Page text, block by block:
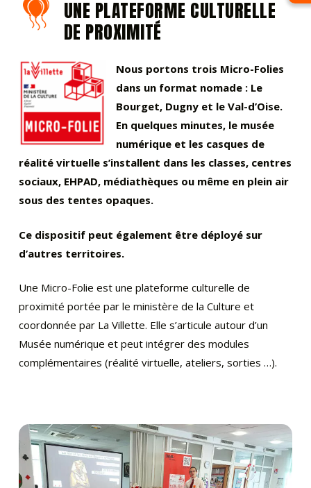
UNE PLATEFORME CULTURELLE
DE PROXIMITÉ
Nous portons trois Micro-Folies
dans un format nomade : Le
Bourget, Dugny et le Val-d’Oise.
En quelques minutes, le musée
numérique et les casques de
réalité virtuelle s’installent dans les classes, centres
sociaux, EHPAD, médiathèques ou même en plein air
sous des tentes opaques.
Ce dispositif peut également être déployé sur
d’autres territoires.
Une Micro-Folie est une plateforme culturelle de
proximité portée par le ministère de la Culture et
coordonnée par La Villette. Elle s’articule autour d’un
Musée numérique et peut intégrer des modules
complémentaires (réalité virtuelle, ateliers, sorties …).